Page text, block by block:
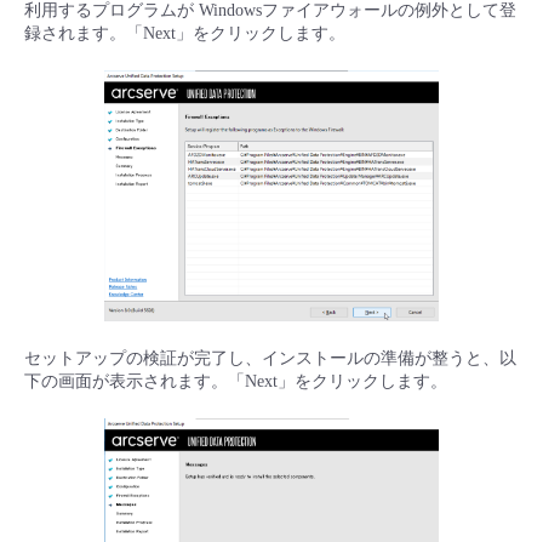
利用するプログラムが Windowsファイアウォールの例外として登
録されます。「Next」をクリックします。
セットアップの検証が完了し、インストールの準備が整うと、以
下の画面が表示されます。「Next」をクリックします。